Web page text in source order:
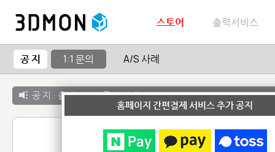
스토어 출력서비스
공 지 1:1 문의 A/S 사례
공 지 : 출력서비스 종료 안내
1:1 문
홈페이지 간편결제 서비스 추가 공지